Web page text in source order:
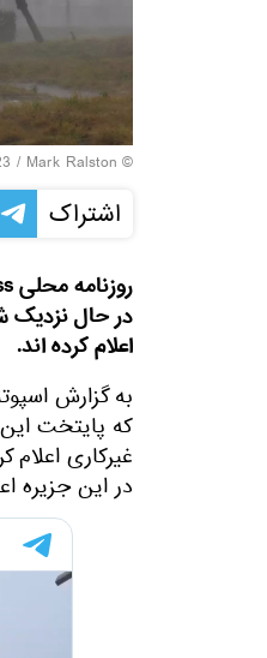
© AFP 2023 / Mark Ralston
اشتراک
در حال نزدیک
اعلام کرده اند.
به گزارش
که پایتخت
غیرکاری
در این جزیره